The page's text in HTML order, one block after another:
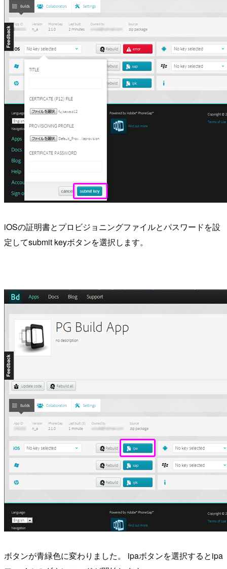
iOSの証明書とプロビジョニングファイルとパスワードを設
定してsubmit keyボタンを選択します。
ボタンが青緑色に変わりました。 ipaボタンを選択するとipa